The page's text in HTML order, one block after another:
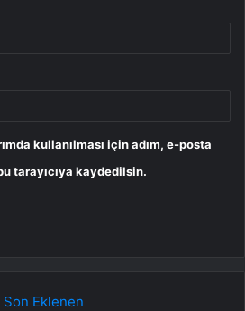
kullanılması için adım, e-posta
tarayıcıya kaydedilsin.
Son Eklenen